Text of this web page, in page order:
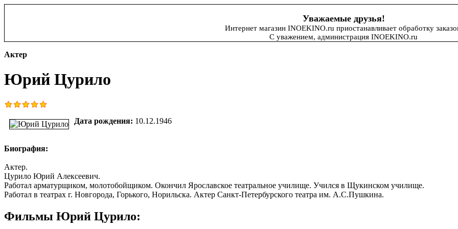
Уважаемые друзья!
Интернет магазин INOEKINO.ru приостанавливает обработку
С уважением, администрация INOEKINO.ru
Актер
Юрий Цурило
Дата рождения: 10.12.1946
Биография:
Актер.
Цурило Юрий Алексеевич.
Работал арматурщиком, молотобойщиком. Окончил Ярославское театральное училище. Учился в Щукинском училище.
Работал в театрах г. Новгорода, Горького, Норильска. Актер Санкт-Петербурского театра им. А.С.Пушкина.
Фильмы Юрий Цурило: